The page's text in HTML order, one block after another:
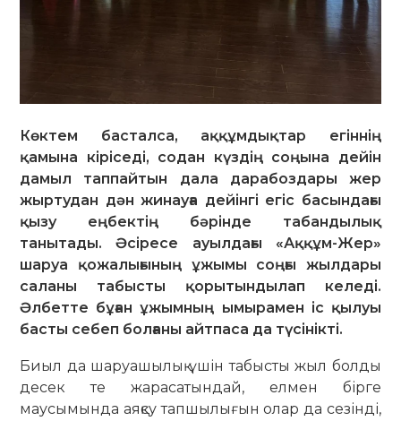
Көктем басталса, аққұмдықтар егіннің
қамына кіріседі, содан күздің соңына дейін
дамыл таппайтын дала дарабоздары жер
жыртудан дән жинауға дейінгі егіс басындағы
қызу еңбектің бәрінде табандылық
танытады. Әсіресе ауылдағы «Аққұм-Жер»
шаруа қожалығының ұжымы соңғы жылдары
саланы табысты қорытындылап келеді.
Әлбетте бұған ұжымның ымырамен іс қылуы
басты себеп болғаны айтпаса да түсінікті.
Биыл да шаруашылық үшін табысты жыл болды
десек те жарасатындай, елмен бірге
маусымында аяқсу тап­шы­лығын олар да сезінді,